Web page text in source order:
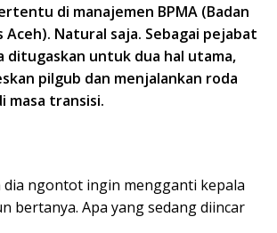
di manajemen BPMA (Badan
Aceh). Natural saja. Sebagai pejabat
ditugaskan untuk dua hal utama,
pilgub dan menjalankan roda
masa transisi.
dia ngontot ingin mengganti kepala
bertanya. Apa yang sedang diincar